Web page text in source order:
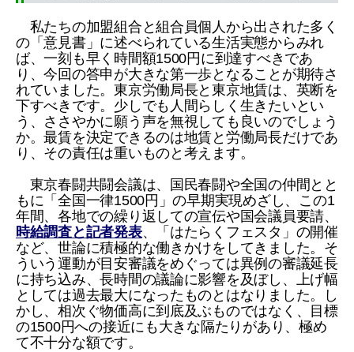
私たちの加盟組合と組合員個人から出された多く
の「意見書」に述べられている生活実態からみれ
ば、一刻も早く時間額1500円に到達すべきであ
り、今回の答申が大きな第一歩となることが期待さ
れていました。東京労働局長と東京地賃は、英断を
下すべきです。少しでも人間らしく生きたいとい
う、ささやかに願う声を無視しても良いのでしょう
か。最賃を決定できるのは地賃と労働局長だけであ
り、その責任は重いものと考えます。
東京春闘共闘会議は、国民春闘や全国の仲間とと
もに「全国一律1500円」の早期実現めざし、この1
年間、各地での繰り返しての宣伝や国会議員要請、
時給調査と記者発表、「はたらくフェスタ」の開催
など、世論に積極的な働きかけをしてきました。そ
ういう運動が目安審議をめぐっては異例の審議延長
に持ち込み、長時間の議論に影響を及ぼし、上げ幅
としては過去最大になったものとはなりました。し
かし、相次ぐ物価高に到底及ぶものではなく、目標
の1500円への接近にも大きな隔たりがあり、極め
て不十分な額です。